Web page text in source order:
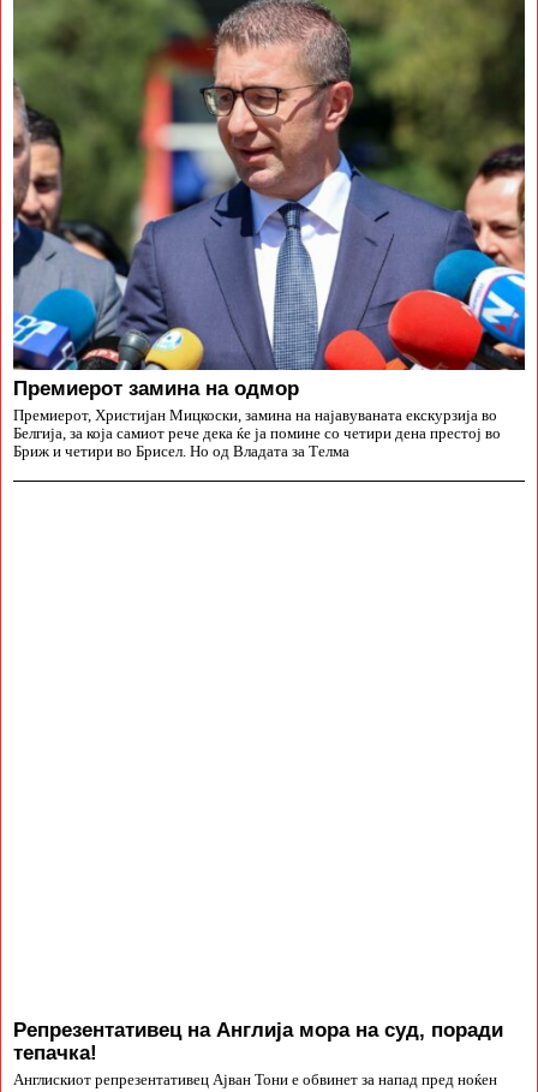
Премиерот замина на одмор
Премиерот, Христијан Мицкоски, замина на најавуваната екскурзија во
Белгија, за која самиот рече дека ќе ја помине со четири дена престој во
Бриж и четири во Брисел. Но од Владата за Телма
Репрезентативец на Англија мора на суд, поради
тепачка!
Англискиот репрезентативец Ајван Тони е обвинет за напад пред ноќен